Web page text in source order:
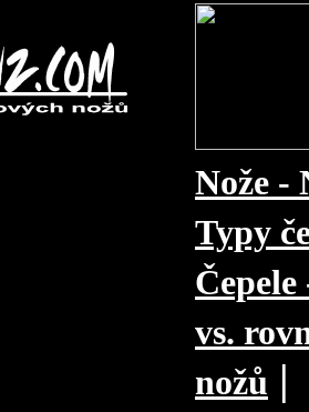
Nože -
Typy
vs.
nožů |